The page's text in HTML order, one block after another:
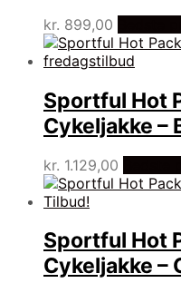
kr. 899,00
Sportful Hot
Cykeljakke –
kr. 1.129,00
Sportful Hot
Cykeljakke –